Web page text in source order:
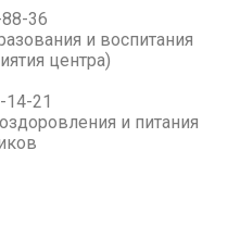
36
и воспитания
центра)
21
и питания